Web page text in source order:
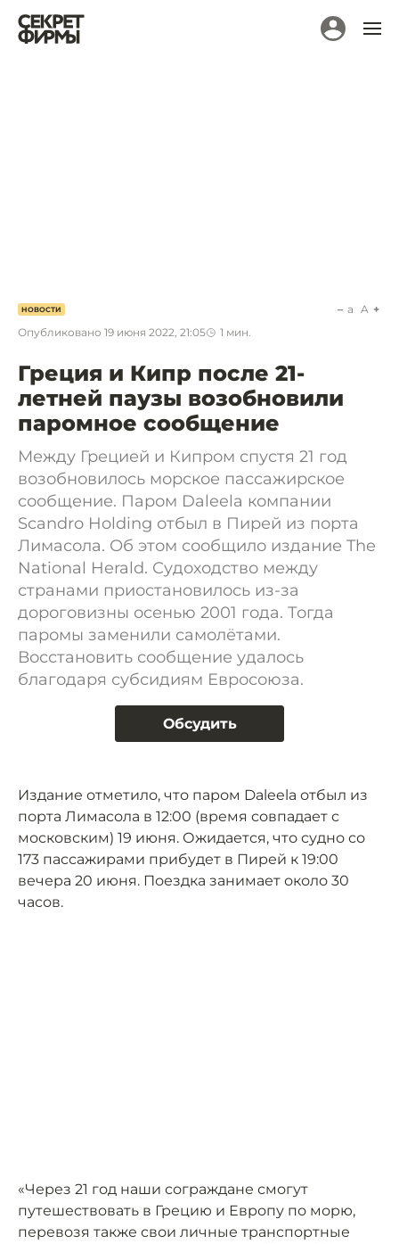
НОВОСТИ
Опубликовано 19 июня 2022, 21:05 1 мин.
a A
Греция и Кипр после 21-
летней паузы возобновили
паромное сообщение
Между Грецией и Кипром спустя 21 год
возобновилось морское пассажирское
сообщение. Паром Daleela компании
Scandro Holding отбыл в Пирей из порта
Лимасола. Об этом сообщило издание The
National Herald. Судоходство между
странами приостановилось из-за
дороговизны осенью 2001 года. Тогда
паромы заменили самолётами.
Восстановить сообщение удалось
благодаря субсидиям Евросоюза.
Обсудить
Издание отметило, что паром Daleela отбыл из
порта Лимасола в 12:00 (время совпадает с
московским) 19 июня. Ожидается, что судно со
173 пассажирами прибудет в Пирей к 19:00
вечера 20 июня. Поездка занимает около 30
часов.
«Через 21 год наши сограждане смогут
путешествовать в Грецию и Европу по морю,
перевозя также свои личные транспортные